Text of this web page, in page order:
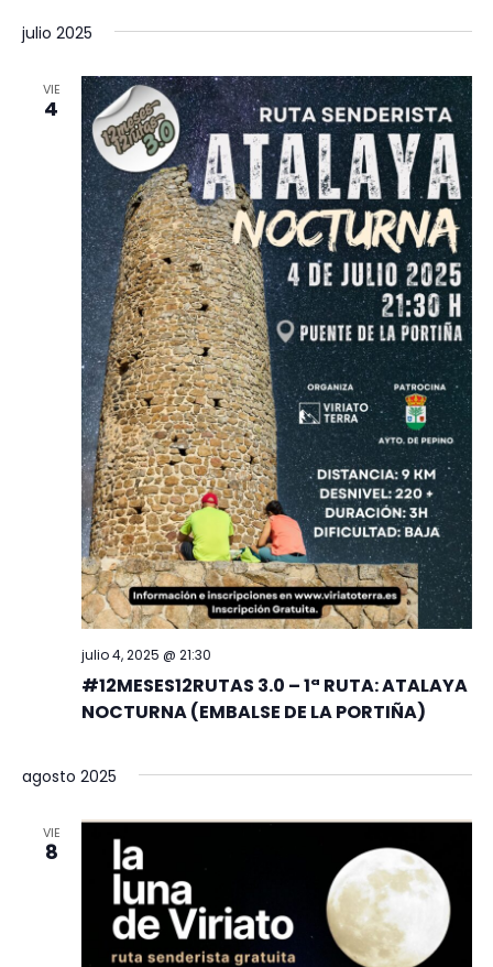
julio 2025
VIE
4
#12MESES12RUTAS 3.0 – 1ª RUTA: ATALAYA
NOCTURNA (EMBALSE DE LA PORTIÑA)
julio 4, 2025 @ 21:30
agosto 2025
VIE
8